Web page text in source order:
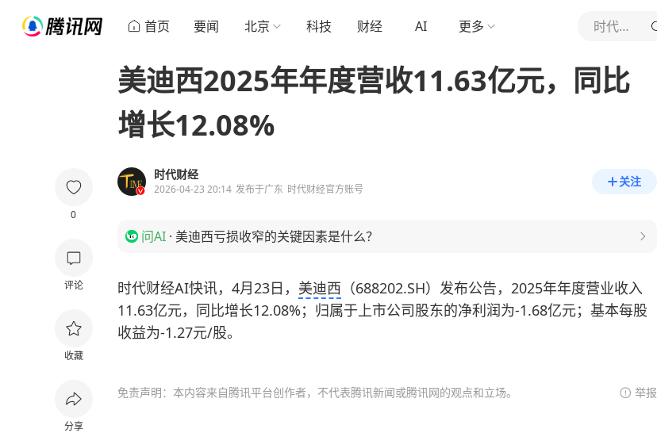
首页 要闻 北京 科技 财经 AI 更多 时代财经
0
评论
收藏
分享
美迪西2025年年度营收11.63亿元，同比
增长12.08%
时代财经
2026-04-23 20:14 发布于广东 时代财经官方账号
关注
问AI · 美迪西亏损收窄的关键因素是什么？
时代财经AI快讯，4月23日， 美迪西 （688202.SH）发布公告，2025年年度营业收入
11.63亿元，同比增长12.08%；归属于上市公司股东的净利润为-1.68亿元；基本每股
收益为-1.27元/股。
免责声明：本内容来自腾讯平台创作者，不代表腾讯新闻或腾讯网的观点和立场。 举报